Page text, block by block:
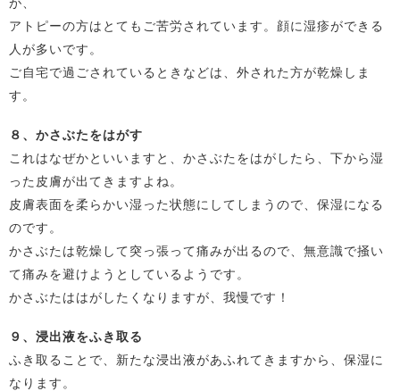
アトピーの方はとてもご苦労されています。顔に湿疹ができる
人が多いです。
ご自宅で過ごされているときなどは、外された方が乾燥しま
す。
８、かさぶたをはがす
これはなぜかといいますと、かさぶたをはがしたら、下から湿
った皮膚が出てきますよね。
皮膚表面を柔らかい湿った状態にしてしまうので、保湿になる
のです。
かさぶたは乾燥して突っ張って痛みが出るので、無意識で掻い
て痛みを避けようとしているようです。
かさぶたははがしたくなりますが、我慢です！
９、浸出液をふき取る
ふき取ることで、新たな浸出液があふれてきますから、保湿に
なります。